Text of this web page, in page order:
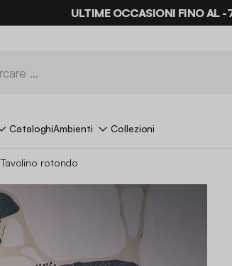
ULTIME OCCASIONI FINO AL
CataloghiAmbienti Collezioni
Tavolino rotondo